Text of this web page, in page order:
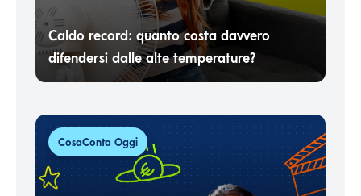
Caldo record: quanto costa davvero
difendersi dalle alte temperature?
CosaConta Oggi